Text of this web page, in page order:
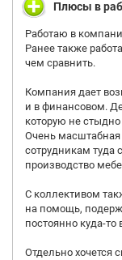
Плюсы в
Работаю в
Ранее также
чем сравнить.
Компания дает
и в финансовом.
которую не
Очень масштабная
сотрудникам туда
производство
С коллективом
на помощь,
постоянно куда-
Отдельно хочется